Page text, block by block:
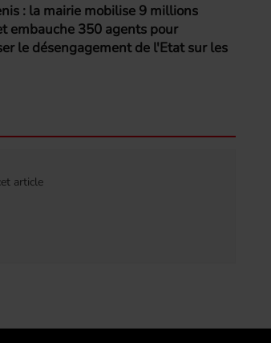
: la mairie mobilise 9 millions
embauche 350 agents pour
le désengagement de l'Etat sur les
article